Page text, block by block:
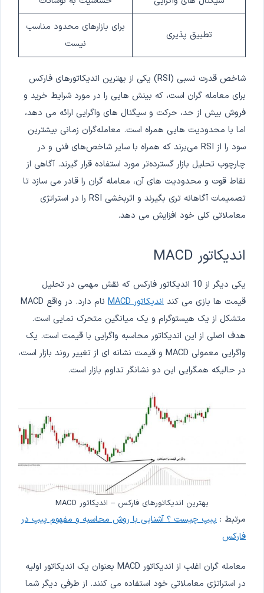
تطبیق پذیری
برای بازارهای محدود مناسب
نیست
شاخص قدرت نسبی (RSI) یکی از بهترین اندیکاتورهای فارکس
برای معامله گران است، که بینش هایی را در مورد شرایط خرید و
فروش بیش از حد، حرکت و سیگنال های واگرایی ارائه می دهد،
اما با محدودیت هایی همراه است. معامله‌گران زمانی بیشترین
سود را از RSI می‌برند که همراه با سایر شاخص‌های فنی و در
چارچوب تحلیل بازار گسترده‌تر مورد استفاده قرار گیرند. آگاهی از
نقاط قوت و محدودیت های آن، معامله گران را قادر می سازد تا
تصمیمات آگاهانه تری بگیرند و اثربخشی RSI را در استراتژی
معاملاتی کلی خود افزایش می دهد.
اندیکاتور MACD
یکی دیگر از 10 اندیکاتور فارکس که نقش مهمی در تحلیل
قیمت ها بازی می کند اندیکاتور MACD
نام دارد. در واقع MACD
متشکل از یک هیستوگرام و یک میانگین متحرک نمایی است.
هدف اصلی از این اندیکاتور محاسبه واگرایی با قیمت است. یک
واگرایی معمولی MACD و قیمت نشانه ای از تغییر روند بازار است،
در حالیکه همگرایی این دو نشانگر تداوم بازار است.
بهترین اندیکاتورهای فارکس – اندیکاتور MACD
مرتبط : پیپ چیست ؟ آشنایی با روش محاسبه و مفهوم پیپ در
فارکس
معامله گران اغلب از اندیکاتور MACD بعنوان یک اندیکاتور اولیه
در استراتژی معاملاتی خود استفاده می کنند. از طرفی دیگر شما